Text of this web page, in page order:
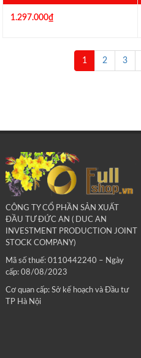
1.297.000₫
1 2 3
CÔNG TY CỔ PHẦN SẢN XUẤT
ĐẦU TƯ ĐỨC AN ( DUC AN
INVESTMENT PRODUCTION JOINT
STOCK COMPANY)
Mã số thuế: 0110442240 – Ngày
cấp: 08/08/2023
Cơ quan cấp: Sở kế hoạch và Đầu tư
TP Hà Nội